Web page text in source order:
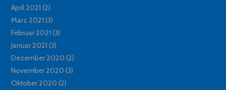
April 2021 (2)
März 2021 (3)
Februar 2021 (3)
Januar 2021 (3)
Dezember 2020 (2)
November 2020 (3)
Oktober 2020 (2)